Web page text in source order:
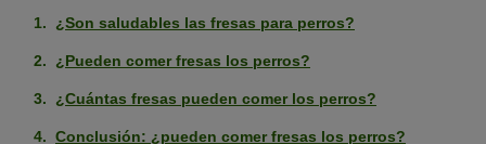
¿Son saludables las fresas para perros?
¿Pueden comer fresas los perros?
¿Cuántas fresas pueden comer los perros?
Conclusión: ¿pueden comer fresas los perros?